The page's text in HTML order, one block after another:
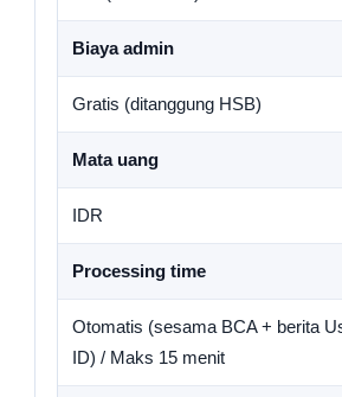
Biaya admin
Gratis (ditanggung HSB)
Mata uang
IDR
Processing time
Otomatis (sesama BCA + berita
ID) / Maks 15 menit